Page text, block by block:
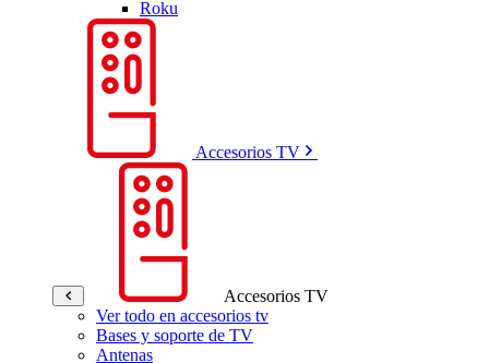
Roku
Accesorios TV
Accesorios TV
Ver todo en accesorios tv
Bases y soporte de TV
Antenas